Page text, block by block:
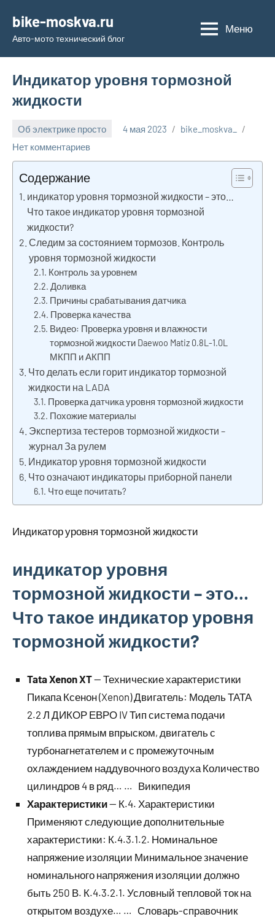
содержимому
bike-moskva.ru
Авто-мото технический блог
Меню
Индикатор уровня тормозной
жидкости
Об электрике просто 4 мая 2023
bike_moskva_
Нет комментариев
Содержание
индикатор уровня тормозной жидкости – это…
Что такое индикатор уровня тормозной
жидкости?
Следим за состоянием тормозов. Контроль
уровня тормозной жидкости
Контроль за уровнем
Доливка
Причины срабатывания датчика
Проверка качества
Видео: Проверка уровня и влажности
тормозной жидкости Daewoo Matiz 0.8L-1.0L
МКПП и АКПП
Что делать если горит индикатор тормозной
жидкости на LADA
Проверка датчика уровня тормозной жидкости
Похожие материалы
Экспертиза тестеров тормозной жидкости –
журнал За рулем
Индикатор уровня тормозной жидкости
Что означают индикаторы приборной панели
Что еще почитать?
Индикатор уровня тормозной жидкости
индикатор уровня
тормозной жидкости – это…
Что такое индикатор уровня
тормозной жидкости?
Tata Xenon XT— Технические характеристики
Пикапа Ксенон (Xenon) Двигатель: Модель ТАТА
2.2 Л ДИКОР ЕВРО IV Тип система подачи
топлива прямым впрыском, двигатель с
турбонагнетателем и с промежуточным
охлаждением наддувочного воздуха Количество
цилиндров 4 в ряд… … Википедия
Характеристики— К.4. Характеристики
Применяют следующие дополнительные
характеристики: К.4.3.1.2. Номинальное
напряжение изоляции Минимальное значение
номинального напряжения изоляции должно
быть 250 В. К.4.3.2.1. Условный тепловой ток на
открытом воздухе… … Словарь-справочник